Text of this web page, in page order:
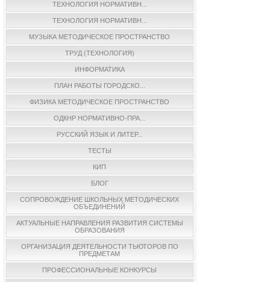
ТЕХНОЛОГИЯ НОРМАТИВН...
ТЕХНОЛОГИЯ НОРМАТИВН...
МУЗЫКА МЕТОДИЧЕСКОЕ ПРОСТРАНСТВО
ТРУД (ТЕХНОЛОГИЯ)
ИНФОРМАТИКА
ПЛАН РАБОТЫ ГОРОДСКО...
ФИЗИКА МЕТОДИЧЕСКОЕ ПРОСТРАНСТВО
ОДКНР НОРМАТИВНО-ПРА...
РУССКИЙ ЯЗЫК И ЛИТЕР...
ТЕСТЫ
КИП
БЛОГ
СОПРОВОЖДЕНИЕ ШКОЛЬНЫХ МЕТОДИЧЕСКИХ
ОБЪЕДИНЕНИЙ
АКТУАЛЬНЫЕ НАПРАВЛЕНИЯ РАЗВИТИЯ СИСТЕМЫ
ОБРАЗОВАНИЯ
ОРГАНИЗАЦИЯ ДЕЯТЕЛЬНОСТИ ТЬЮТОРОВ ПО
ПРЕДМЕТАМ
ПРОФЕССИОНАЛЬНЫЕ КОНКУРСЫ